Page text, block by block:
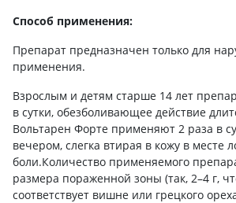
Способ применения:
Препарат предназначен только для
применения.
Взрослым и детям старше 14 лет
в сутки, обезболивающее действие
Вольтарен Форте применяют 2 раза в
вечером, слегка втирая в кожу в месте
боли.Количество применяемого
размера пораженной зоны (так, 2–4 г,
соответствует вишне или грецкого